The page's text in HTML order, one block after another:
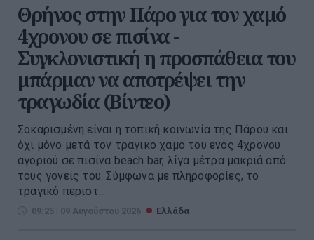
Θρήνος στην Πάρο για τον χαμό
4χρονου σε πισίνα -
Συγκλονιστική η προσπάθεια του
μπάρμαν να αποτρέψει την
τραγωδία (Βίντεο)
Σοκαρισμένη είναι η τοπική κοινωνία της Πάρου και
όχι μόνο μετά τον τραγικό χαμό του ενός 4χρονου
αγοριού σε πισίνα beach bar, λίγα μέτρα μακριά από
τους γονείς του. Σύμφωνα με πληροφορίες, το
τραγικό περιστ...
09:25 | 09 Αυγούστου 2026 Ελλάδα